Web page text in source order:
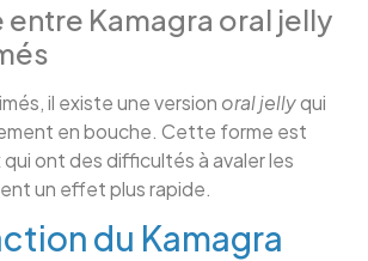
Kamagra oral jelly
il existe une version oral jellyqui
en bouche. Cette forme est
ont des difficultés à avaler les
un effet plus rapide.
du Kamagra